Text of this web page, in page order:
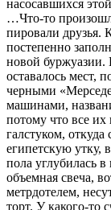
насосавшихся
…Что-то
пировали друзья.
постепенно
новой буржуазии.
оставалось мест,
черными
машинами,
потому что все
галстуком,
египетскую утку,
пола углубилась
объемная свеча,
метрдотелем,
торт. У какого-то